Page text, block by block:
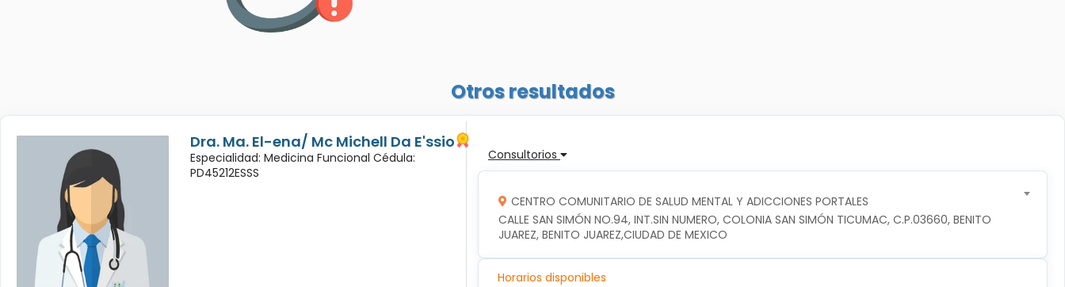
Otros resultados
Dra. Ma. El-ena/ Mc Michell Da E'ssio
Especialidad: Medicina Funcional Cédula:
PD45212ESSS
Consultorios
CENTRO COMUNITARIO DE SALUD MENTAL Y ADICCIONES PORTALES
CALLE SAN SIMÓN NO.94, INT.SIN NUMERO, COLONIA SAN SIMÓN TICUMAC, C.P.03660, BENITO
JUAREZ, BENITO JUAREZ,CIUDAD DE MEXICO
Horarios disponibles